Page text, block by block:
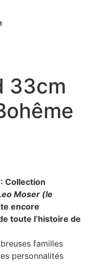
33cm
Collection
Moser (le
encore
toute l’histoire de
familles
personnalités